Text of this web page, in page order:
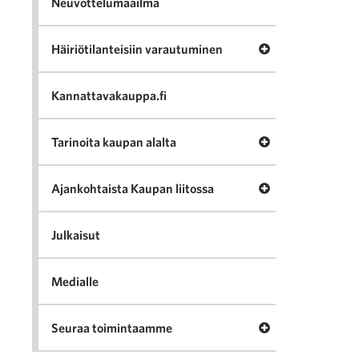
Häiriötilanteisiin varautuminen Avaa valikko
Kannattavakauppa.fi
Tarinoita kaupan alalta Avaa valikko
Ajankohtaista Kaupan liitossa Avaa valikko
Julkaisut
Medialle
Seuraa toimintaamme Avaa valikko